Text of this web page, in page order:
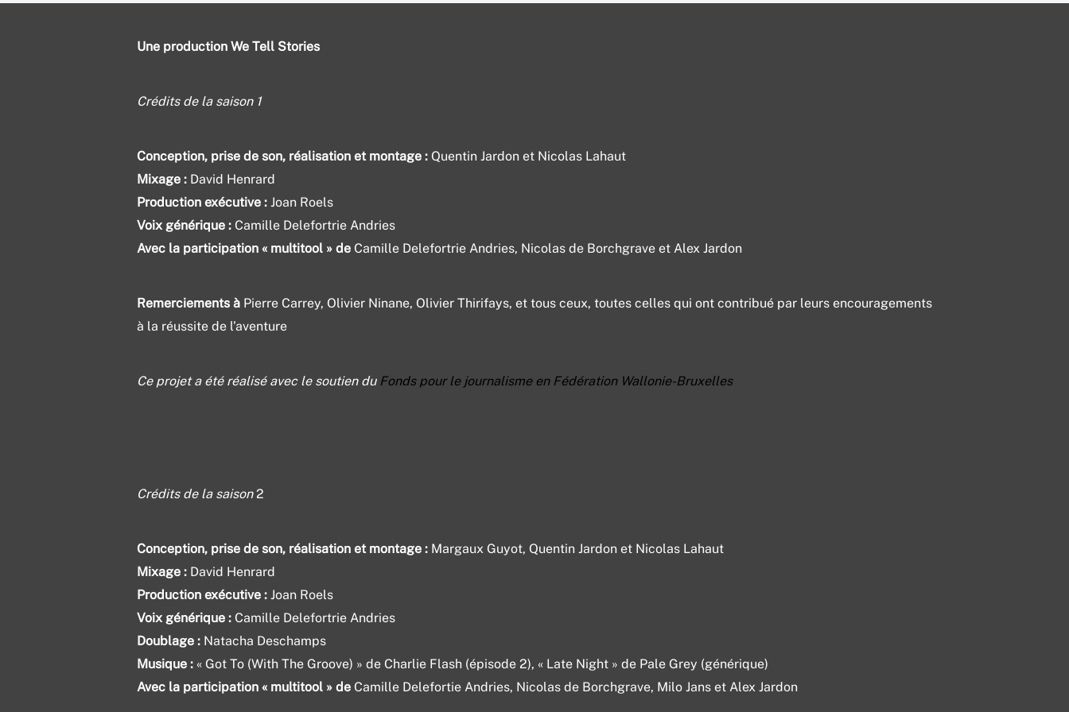
Bonus : Julien Chesnais, « Le cyclisme est un sport aux racines virilistes »
Bonus : Jean-François Bourlart, « Le cyclisme est un grand cirque, mais nous ne sommes pas payés pour ça »
Bonus : Julie Bego et Victoire Berteau, « Nous sommes des guerrières, autant que les hommes »
Une production We Tell Stories
Crédits de la saison 1
Conception, prise de son, réalisation et montage : Quentin Jardon et Nicolas Lahaut
Mixage : David Henrard
Production exécutive : Joan Roels
Voix générique : Camille Delefortrie Andries
Avec la participation « multitool » de Camille Delefortrie Andries, Nicolas de Borchgrave et Alex Jardon
Remerciements à Pierre Carrey, Olivier Ninane, Olivier Thirifays, et tous ceux, toutes celles qui ont contribué par leurs encouragements
à la réussite de l’aventure
Ce projet a été réalisé avec le soutien du Fonds pour le journalisme en Fédération Wallonie-Bruxelles
Crédits de la saison2
Conception, prise de son, réalisation et montage : Margaux Guyot, Quentin Jardon et Nicolas Lahaut
Mixage : David Henrard
Production exécutive : Joan Roels
Voix générique : Camille Delefortrie Andries
Doublage : Natacha Deschamps
Musique : « Got To (With The Groove) » de Charlie Flash (épisode 2), « Late Night » de Pale Grey (générique)
Avec la participation « multitool » de Camille Delefortie Andries, Nicolas de Borchgrave, Milo Jans et Alex Jardon